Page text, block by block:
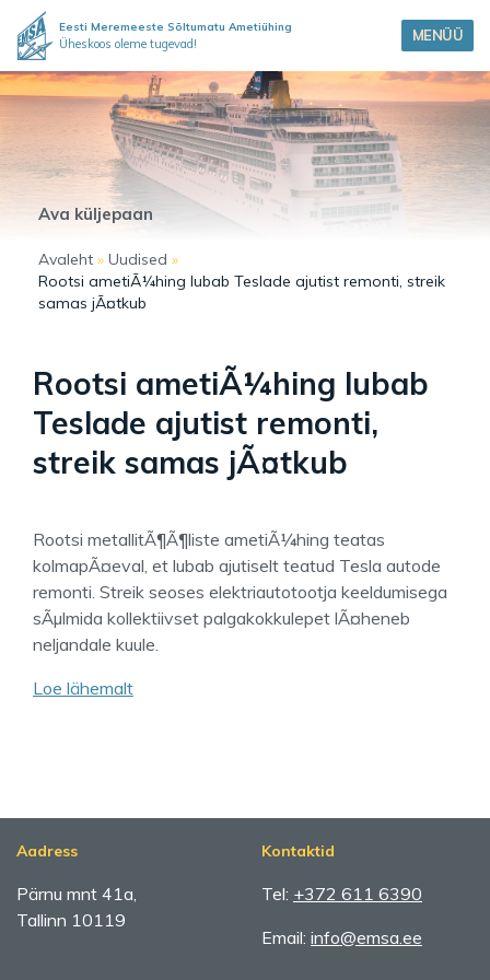
Eesti Meremeeste Sõltumatu Ametiühing
Üheskoos oleme tugevad! MENÜÜ
Ava küljepaan
Avaleht » Uudised »
Rootsi ametiÃ¼hing lubab Teslade ajutist remonti, streik
samas jÃ¤tkub
Rootsi ametiÃ¼hing lubab
Teslade ajutist remonti,
streik samas jÃ¤tkub
Rootsi metallitÃ¶Ã¶liste ametiÃ¼hing teatas
kolmapÃ¤eval, et lubab ajutiselt teatud Tesla autode
remonti. Streik seoses elektriautotootja keeldumisega
sÃµlmida kollektiivset palgakokkulepet lÃ¤heneb
neljandale kuule.
Loe lähemalt
Aadress
Pärnu mnt 41a,
Tallinn 10119
Kontaktid
Tel: +372 611 6390
Email: info@emsa.ee